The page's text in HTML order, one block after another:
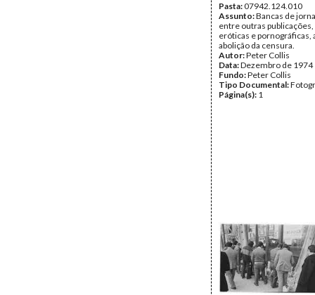
Pasta:07942.124.010
Assunto:Bancas de
entre outras
eróticas e pornográficas,
abolição da censura.
Autor:Peter Collis
Data:Dezembro de 1974
Fundo:Peter Collis
Tipo Documental:
Página(s): 1